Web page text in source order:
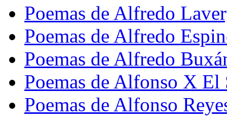
Poemas de Alfredo
Poemas de Alfredo
Poemas de Alfredo
Poemas de Alfonso X El
Poemas de Alfonso